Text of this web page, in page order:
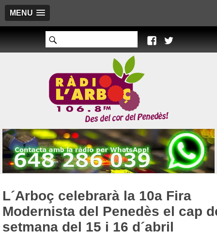
MENU
L´Arboç celebrarà la 10a Fira
Modernista del Penedès el cap
setmana del 15 i 16 d´abril